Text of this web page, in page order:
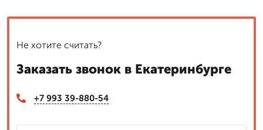
Не хотите считать?
Заказать звонок в Екатеринбурге
+7 993 39-880-54